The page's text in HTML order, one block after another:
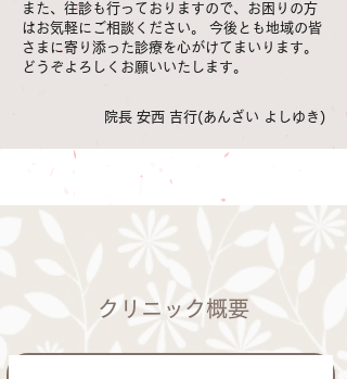
また、往診も行っておりますので、お困りの方
はお気軽にご相談ください。 今後とも地域の皆
さまに寄り添った診療を心がけてまいります。
どうぞよろしくお願いいたします。
院長 安西 吉行(あんざい よしゆき)
クリニック概要